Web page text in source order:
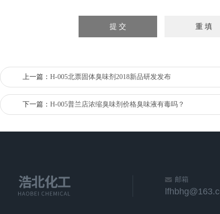
上一篇： H-005北票固体臭味剂2018新品研发发布
下一篇： H-005普兰店浓缩臭味剂价格臭味液有毒吗？
邮箱